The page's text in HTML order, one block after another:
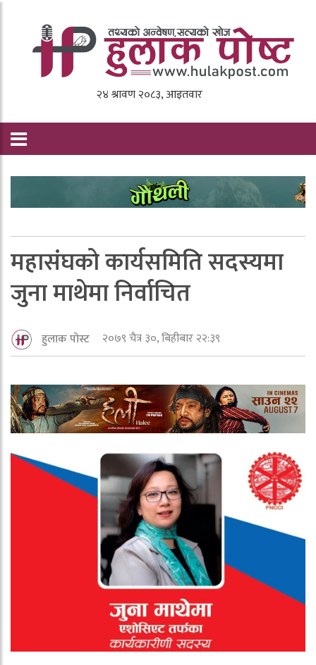
महासंघकाे कार्यसमिति सदस्यमा
जुना माथेमा निर्वाचित
हुलाक पोस्ट २०७९ चैत्र ३०, बिहीबार २२:३९